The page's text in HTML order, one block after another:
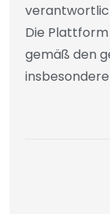
Die
gemäß den